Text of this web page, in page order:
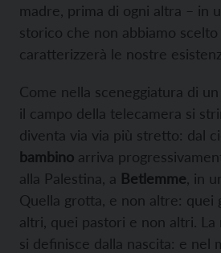
madre, prima di ogni altra – in
storico che non abbiamo scelto
caratterizzerà le nostre
Come nella sceneggiatura di un
il campo della telecamera si
diventa via via più stretto: dal
bambino arriva
alla Palestina, a Betlemme , in
Quella grotta, e non altre: quei
altri, quei pastori e non altri.
si definisce dalla nascita: e nel